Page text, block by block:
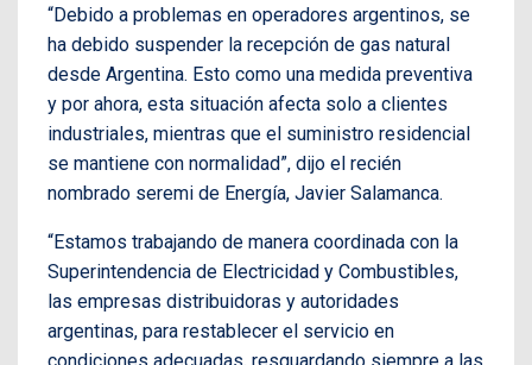
“Debido a problemas en operadores argentinos, se
ha debido suspender la recepción de gas natural
desde Argentina. Esto como una medida preventiva
y por ahora, esta situación afecta solo a clientes
industriales, mientras que el suministro residencial
se mantiene con normalidad”, dijo el recién
nombrado seremi de Energía, Javier Salamanca.
“Estamos trabajando de manera coordinada con la
Superintendencia de Electricidad y Combustibles,
las empresas distribuidoras y autoridades
argentinas, para restablecer el servicio en